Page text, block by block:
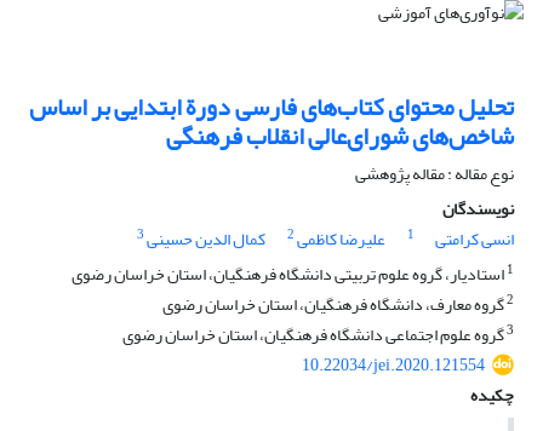
تحلیل محتوای کتاب‌های فارسی دورة ابتدایی بر اساس
شاخص‌های شورای‌عالی انقلاب فرهنگی
نوع مقاله : مقاله پژوهشی
نویسندگان
انسی کرامتی
1 علیرضا کاظمی2 کمال الدین حسینی3
1استادیار، گروه علوم تربیتی دانشگاه فرهنگیان، استان خراسان رضوی
2گروه معارف، دانشگاه فرهنگیان، استان خراسان رضوی
3گروه علوم اجتماعی دانشگاه فرهنگیان، استان خراسان رضوی
10.22034/jei.2020.121554
چکیده